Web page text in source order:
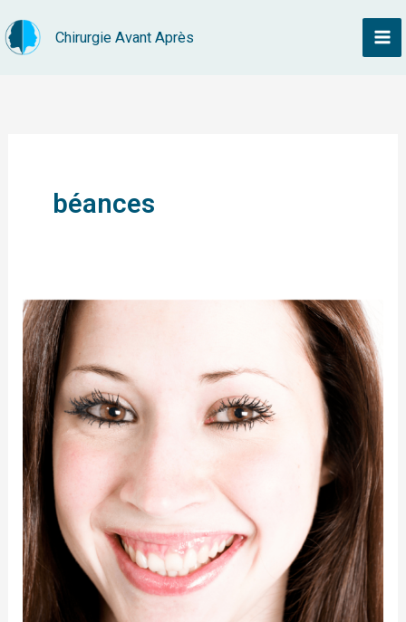
au
Chirurgie Avant Après
béances
Sourire
gingival
–
Gencives
apparentes